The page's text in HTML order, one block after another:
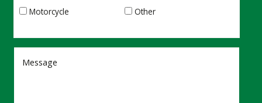
Motorcycle
Other